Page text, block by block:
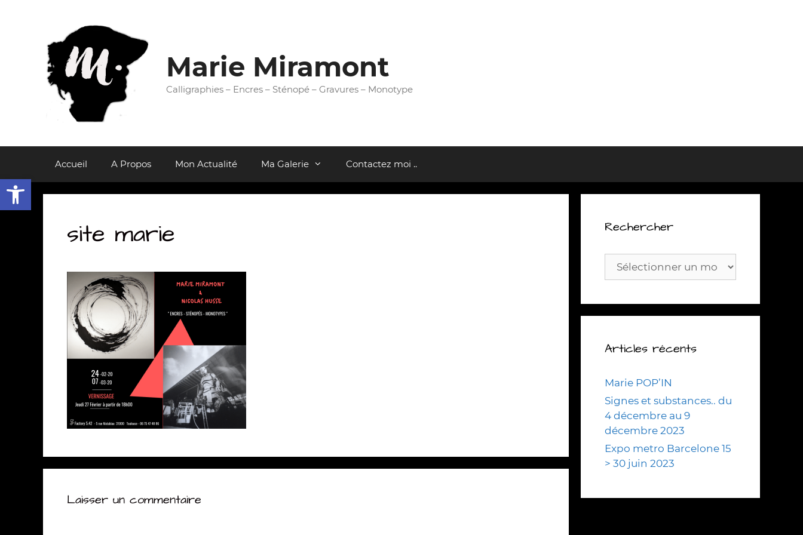
Marie Miramont
Calligraphies – Encres – Sténopé – Gravures – Monotype
Accueil A Propos Mon Actualité Ma Galerie Contactez moi ..
site marie
Laisser un commentaire
Rechercher
Rechercher
Articles récents
Marie POP’IN
Signes et substances.. du
4 décembre au 9
décembre 2023
Expo metro Barcelone 15
> 30 juin 2023
Ouvrir la barre d’outils